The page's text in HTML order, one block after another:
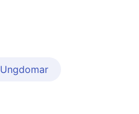
Ungdomar